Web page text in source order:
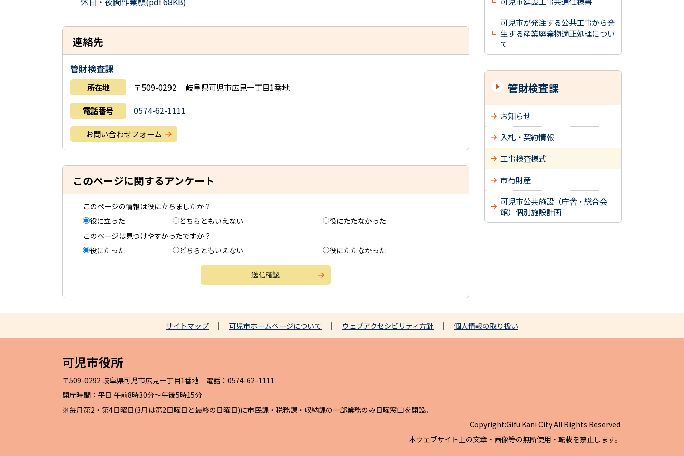
連絡先
管財検査課
所在地 〒509-0292 岐阜県可児市広見一丁目1番地
電話番号 0574-62-1111
お問い合わせフォーム
このページに関するアンケート
このページの情報は役に立ちましたか？
役に立った
どちらともいえない
役にたたなかった
このページは見つけやすかったですか？
役にたった
どちらともいえない 役にたたなかった
可児市が発注する公共工事から発
生する産業廃棄物適正処理につい
て
管財検査課
お知らせ
入札・契約情報
工事検査様式
市有財産
可児市公共施設（庁舎・総合会
館）個別施設計画
サイトマップ 可児市ホームページについて ウェブアクセシビリティ方針 個人情報の取り扱い
可児市役所
〒509-0292 岐阜県可児市広見一丁目1番地 電話：0574-62-1111
開庁時間：平日 午前8時30分～午後5時15分
※毎月第2・第4日曜日(3月は第2日曜日と最終の日曜日)に市民課・税務課・収納課の一部業務のみ日曜窓口を開設。
Copyright:Gifu Kani City All Rights Reserved.
本ウェブサイト上の文章・画像等の無断使用・転載を禁止します。